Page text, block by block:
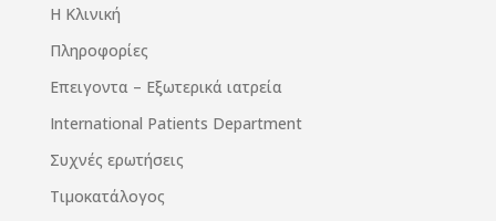
Η Κλινική
Πληροφορίες
Επειγοντα – Εξωτερικά ιατρεία
International Patients Department
Συχνές ερωτήσεις
Τιμοκατάλογος